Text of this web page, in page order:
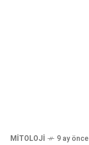
MITOLOJI 9 ay önce